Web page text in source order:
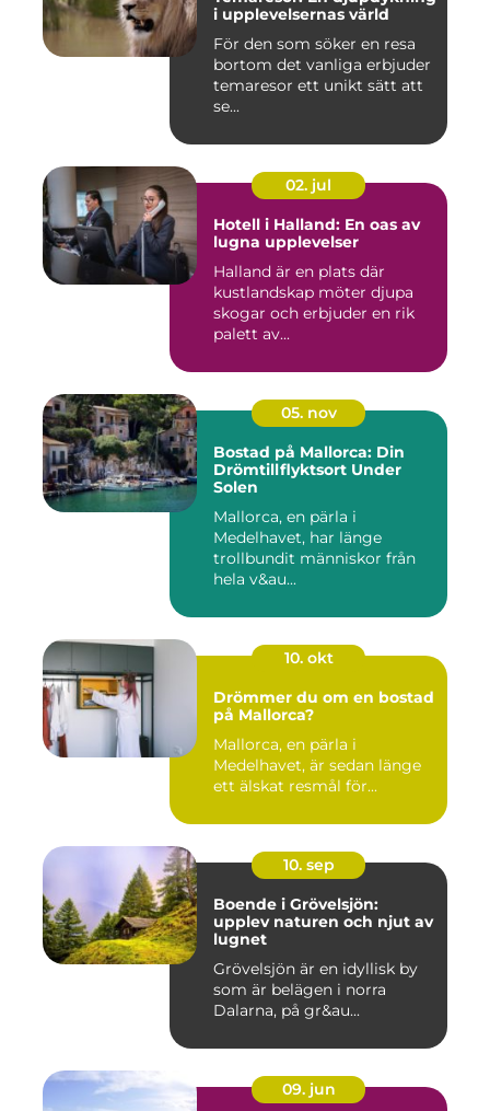
i upplevelsernas värld
För den som söker en resa
bortom det vanliga erbjuder
temaresor ett unikt sätt att
se...
02. jul
Hotell i Halland: En oas av
lugna upplevelser
Halland är en plats där
kustlandskap möter djupa
skogar och erbjuder en rik
palett av...
05. nov
Bostad på Mallorca: Din
Drömtillflyktsort Under
Solen
Mallorca, en pärla i
Medelhavet, har länge
trollbundit människor från
hela v&au...
10. okt
Drömmer du om en bostad
på Mallorca?
Mallorca, en pärla i
Medelhavet, är sedan länge
ett älskat resmål för...
10. sep
Boende i Grövelsjön:
upplev naturen och njut av
lugnet
Grövelsjön är en idyllisk by
som är belägen i norra
Dalarna, på gr&au...
09. jun